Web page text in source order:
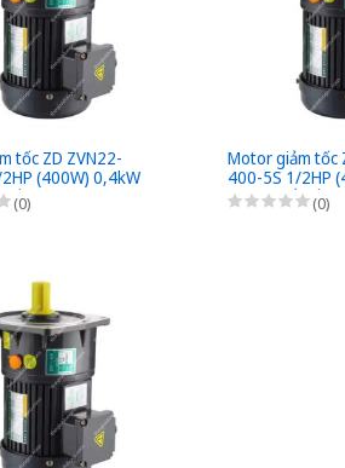
tốc ZD ZVN22-
(400W) 0,4kW
lắp Mặt bích 3 Pha
(0)
Motor giảm tốc
400-5S 1/2HP
- 1/5 - kiểu lắp
220/380VAC
(0)